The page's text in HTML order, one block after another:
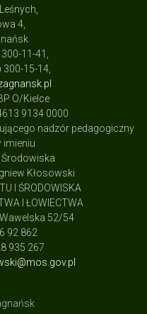
4,
11-41,
300-15-14,
O/Kielce
9134 0000
nadzór pedagogiczny
imieniu
Kłosowski
I ŚRODOWISKA
I ŁOWIECTWA
52/54
92 862
935 267